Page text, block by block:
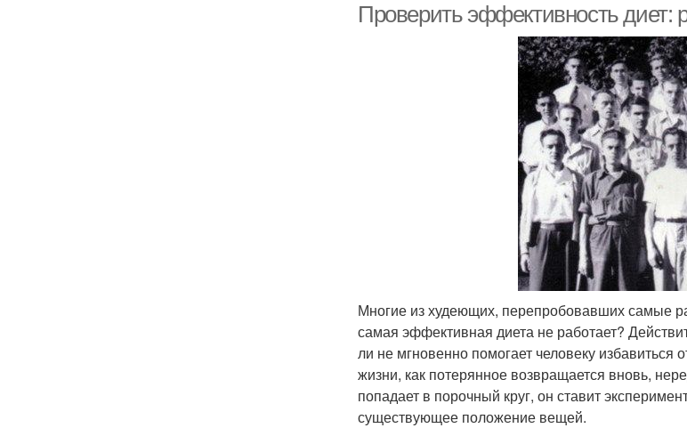
Проверить эффективность диет:
Многие из худеющих, перепробовавших самые
самая эффективная диета не работает?
ли не мгновенно помогает человеку
жизни, как потерянное возвращается вновь,
попадает в порочный круг, он ставит
существующее положение вещей.